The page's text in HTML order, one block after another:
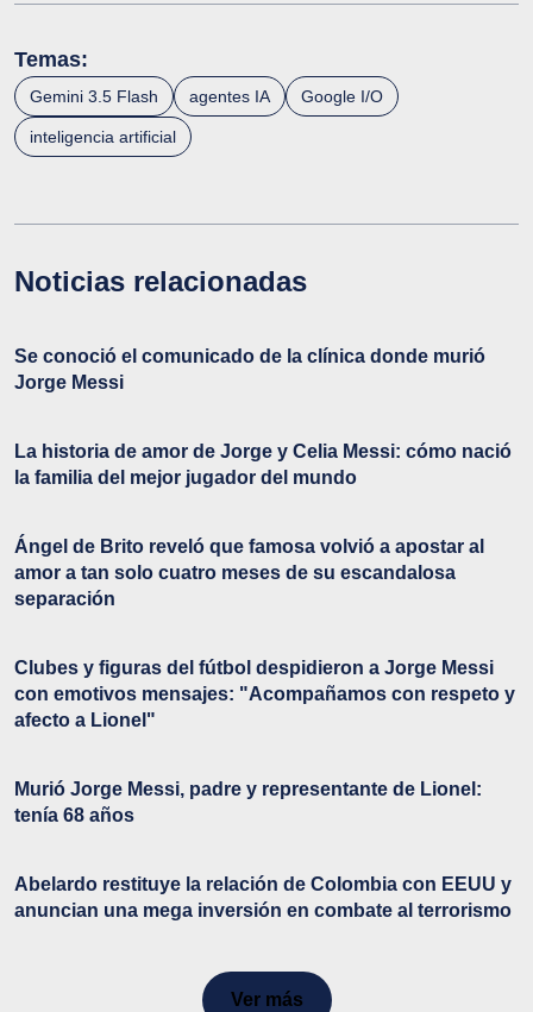
Temas:
Gemini 3.5 Flash agentes IA Google I/O
inteligencia artificial
Noticias relacionadas
Se conoció el comunicado de la clínica donde murió
Jorge Messi
La historia de amor de Jorge y Celia Messi: cómo nació
la familia del mejor jugador del mundo
Ángel de Brito reveló que famosa volvió a apostar al
amor a tan solo cuatro meses de su escandalosa
separación
Clubes y figuras del fútbol despidieron a Jorge Messi
con emotivos mensajes: "Acompañamos con respeto y
afecto a Lionel"
Murió Jorge Messi, padre y representante de Lionel:
tenía 68 años
Abelardo restituye la relación de Colombia con EEUU y
anuncian una mega inversión en combate al terrorismo
Ver más